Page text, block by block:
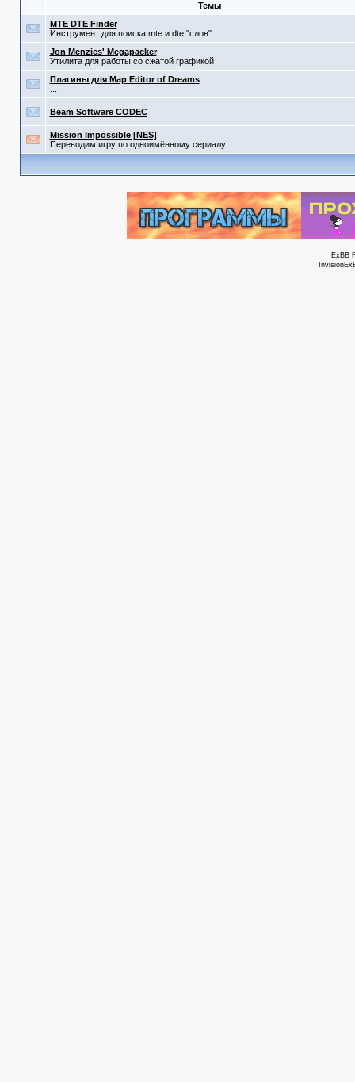
Темы
MTE DTE Finder
Инструмент для поиска mte и dte "слов"
Jon Menzies' Megapacker
Утилита для работы со сжатой графикой
Плагины для Map Editor of Dreams
Beam Software CODEC
Mission Impossible [NES]
Переводим игру по одноимённому сериалу
ExBB